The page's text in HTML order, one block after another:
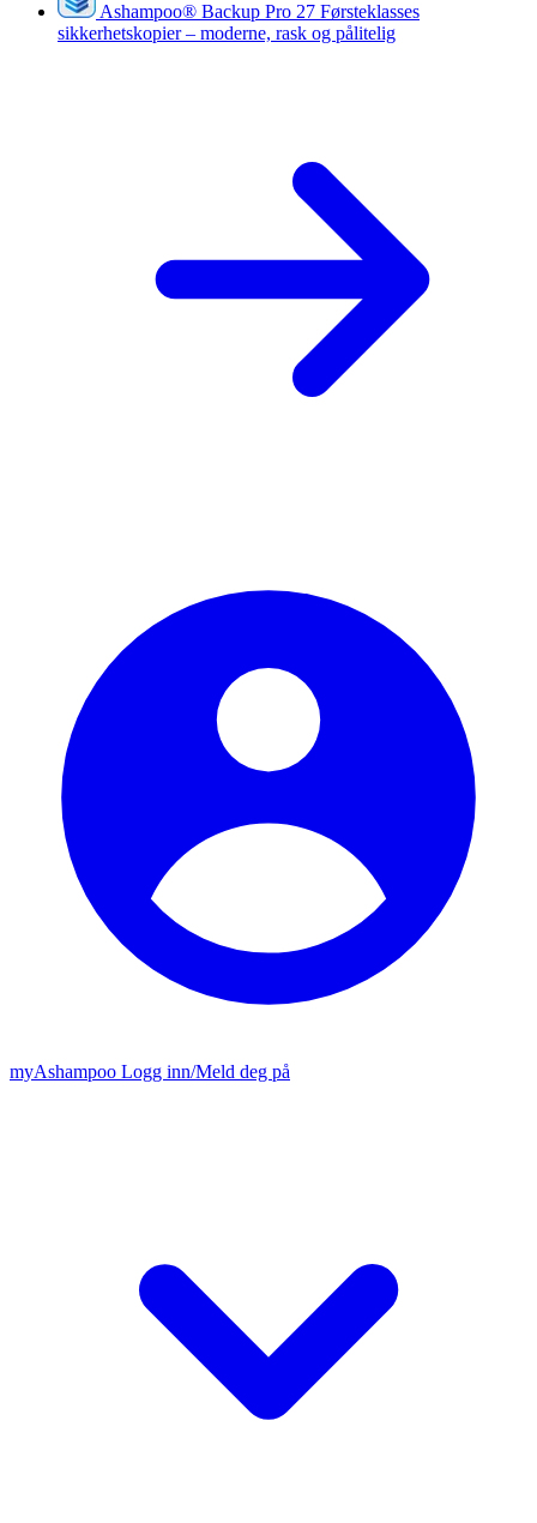
Ashampoo® Backup Pro 27 Førsteklasses
sikkerhetskopier – moderne, rask og pålitelig
myAshampoo Logg inn/Meld deg på